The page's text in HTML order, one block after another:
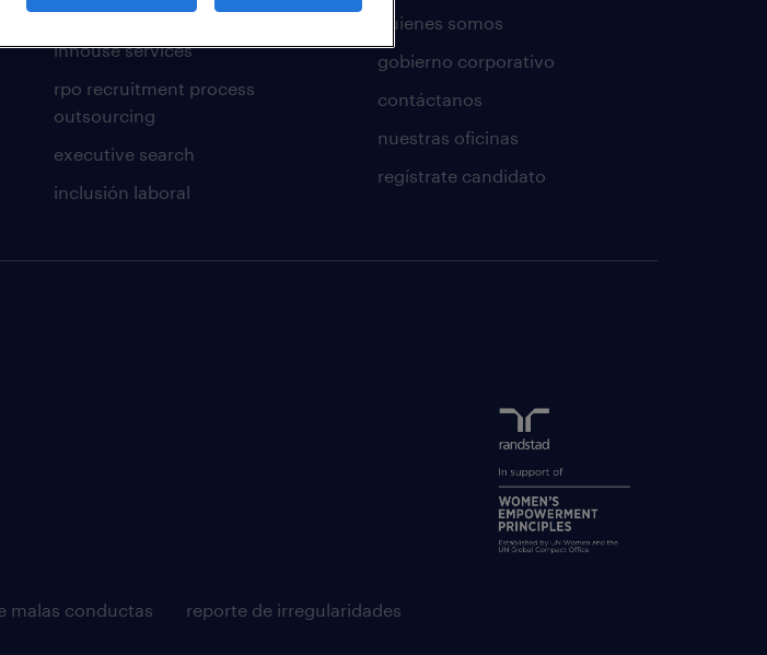
servicios transitorios
inhouse services
rpo recruitment process
outsourcing
executive search
inclusión laboral
quienes somos
gobierno corporativo
contáctanos
nuestras oficinas
regístrate candidato
malas conductas reporte de irregularidades